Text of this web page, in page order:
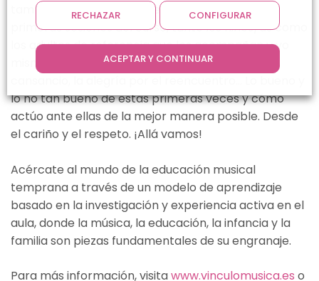
también de las sensaciones que vivimos en las
primeras sesiones del curso, tanto los niños/as como
los adultos de referencia que los acompañan y yo
misma. La vuelta a la rutina, las emociones, el
lo no tan bueno de estas primeras veces y cómo
actúo ante ellas de la mejor manera posible. Desde
el cariño y el respeto. ¡Allá vamos!
Acércate al mundo de la educación musical
temprana a través de un modelo de aprendizaje
basado en la investigación y experiencia activa en el
aula, donde la música, la educación, la infancia y la
familia son piezas fundamentales de su engranaje.
Para más información, visitawww.vinculomusica.es o
RECHAZAR CONFIGURAR
ACEPTAR Y CONTINUAR